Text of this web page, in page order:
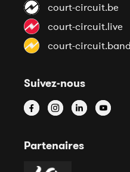
court-circuit.be
court-circuit.live
court-circuit.band
Suivez-nous
Partenaires